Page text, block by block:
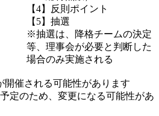
【4】反則ポイント
【5】抽選
※抽選は、降格チームの決定
等、理事会が必要と判断した
場合のみ実施される
催される可能性があります
定のため、変更になる可能性があ